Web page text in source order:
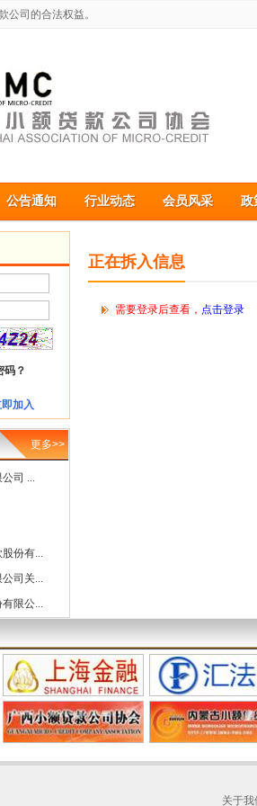
公司的合法权益。
公司的合法权益。
市小额贷款公司协会和经济组织的联系，加强跨地域
公告通知 行业动态 会员风采 政
码？
加入
更多>>
司 ...
份有...
司关...
限公...
正在拆入信息
需要登录后查看， 点击登录
关于